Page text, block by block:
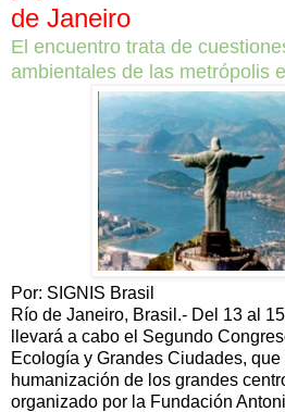
de Janeiro
El encuentro trata de
ambientales de las metrópolis
Por: SIGNIS Brasil
Río de Janeiro, Brasil.- Del 13 al
llevará a cabo el Segundo
Ecología y Grandes Ciudades,
humanización de los grandes
organizado por la Fundación